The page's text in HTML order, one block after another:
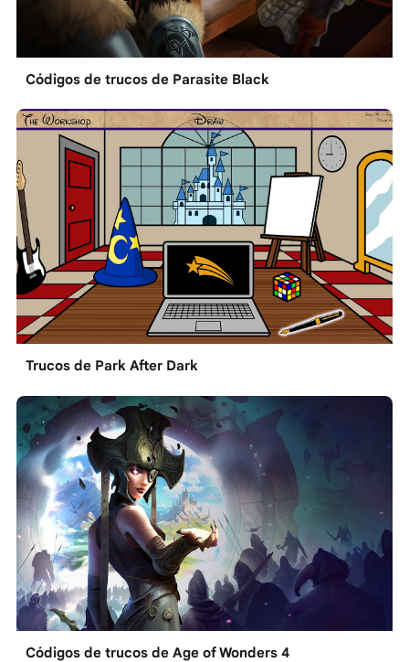
Códigos de trucos de Parasite Black
Trucos de Park After Dark
Códigos de trucos de Age of Wonders 4